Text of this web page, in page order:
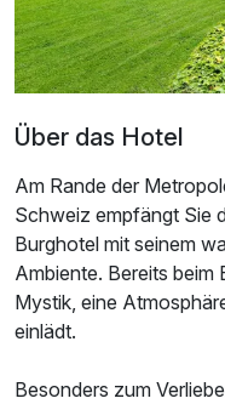
Für 5 Tage
Über das Hotel
Am Rande der
Schweiz empfängt Sie
Burghotel mit seinem
Ambiente. Bereits beim
Mystik, eine
einlädt.
Besonders zum